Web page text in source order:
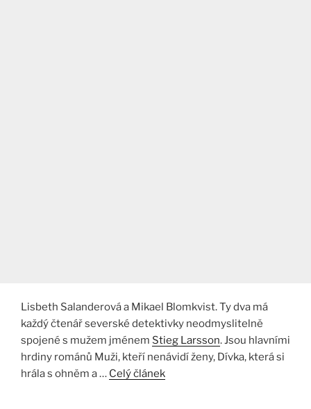
Lisbeth Salanderová a Mikael Blomkvist. Ty dva má
každý čtenář severské detektivky neodmyslitelně
spojené s mužem jménem Stieg Larsson. Jsou hlavními
hrdiny románů Muži, kteří nenávidí ženy, Dívka, která si
hrála s ohněm a … Celý článek